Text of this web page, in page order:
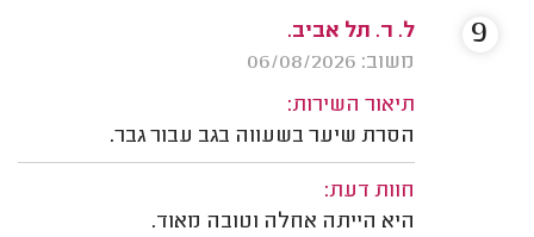
ל. ר. תל אביב.
משוב: 06/08/2026
תיאור השירות:
הסרת שיער בשעווה בגב עבור גבר.
חוות דעת:
היא הייתה אחלה וטובה מאוד.
9